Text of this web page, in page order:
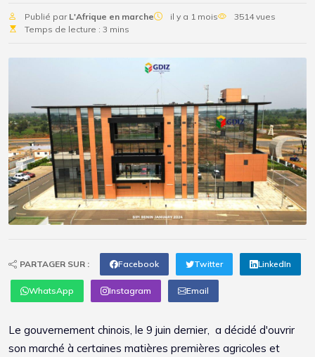
Publié par L'Afrique en marche il y a 1 mois
3514 vues
Temps de lecture : 3 mins
PARTAGER SUR : Facebook Twitter LinkedIn
WhatsApp Instagram Email
Le gouvernement chinois, le 9 juin dernier, a décidé d'ouvrir
son marché à certaines matières premières agricoles et